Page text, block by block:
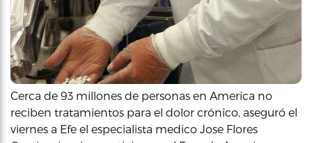
Cerca de 93 millones de personas en America no
reciben tratamientos para el dolor crónico, aseguró el
viernes a Efe el especialista medico Jose Flores